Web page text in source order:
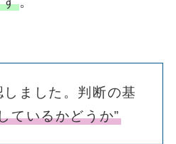
ました。判断の基
ているかどうか”